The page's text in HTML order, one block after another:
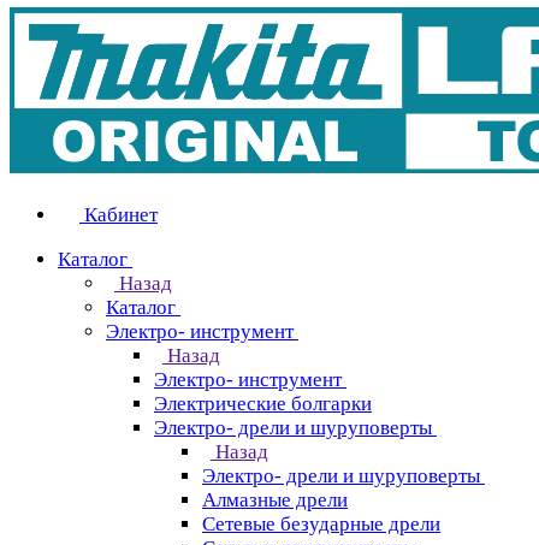
Кабинет
Каталог
Назад
Каталог
Электро- инструмент
Назад
Электро- инструмент
Электрические болгарки
Электро- дрели и шуруповерты
Назад
Электро- дрели и шуруповерты
Алмазные дрели
Сетевые безударные дрели